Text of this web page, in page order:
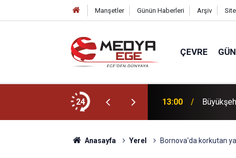
Manşetler Günün Haberleri Arşiv
ÇEVRE
24
dalgıca tutuklama 13:00
Anasayfa Yerel Bornova'da korkutan